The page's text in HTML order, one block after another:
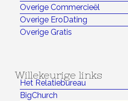
Overige Commercieël
Overige EroDating
Overige Gratis
Willekeurige links
Het Relatiebureau
BigChurch